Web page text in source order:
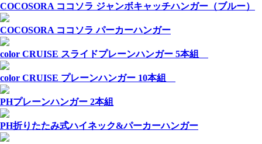
COCOSORA ココソラ ジャンボキャッチハンガー（ブルー）
COCOSORA ココソラ パーカーハンガー
color CRUISE スライドプレーンハンガー 5本組
color CRUISE プレーンハンガー 10本組
PHプレーンハンガー 2本組
PH折りたたみ式ハイネック&パーカーハンガー